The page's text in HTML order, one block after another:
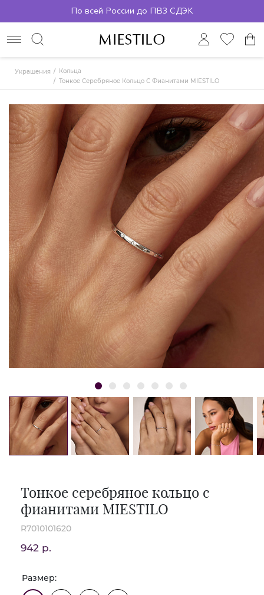
По всей России до ПВЗ СДЭК
Украшения
Кольца
Тонкое Серебряное Кольцо С Фианитами MIESTILO
Тонкое серебряное кольцо с
фианитами MIESTILO
R7010101620
942 р.
Размер: